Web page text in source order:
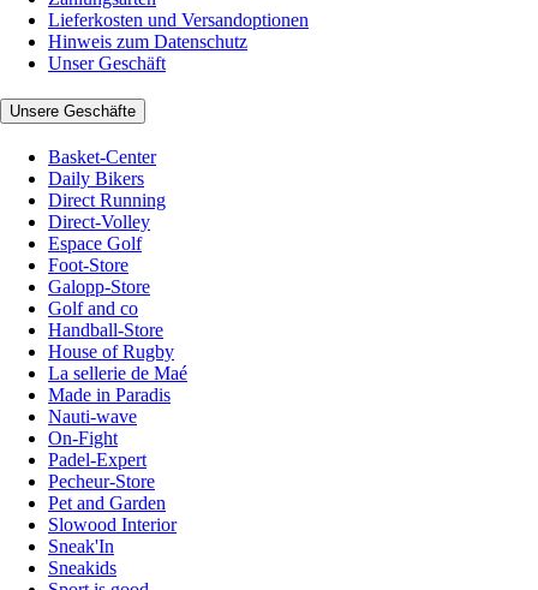
Lieferkosten und Versandoptionen
Hinweis zum Datenschutz
Unser Geschäft
Unsere Geschäfte
Basket-Center
Daily Bikers
Direct Running
Direct-Volley
Espace Golf
Foot-Store
Galopp-Store
Golf and co
Handball-Store
House of Rugby
La sellerie de Maé
Made in Paradis
Nauti-wave
On-Fight
Padel-Expert
Pecheur-Store
Pet and Garden
Slowood Interior
Sneak'In
Sneakids